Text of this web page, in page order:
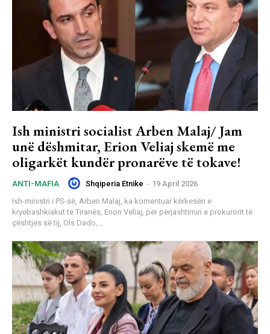
Ish ministri socialist Arben Malaj/ Jam
unë dëshmitar, Erion Veliaj skemë me
oligarkët kundër pronarëve të tokave!
ANTI-MAFIA Shqiperia Etnike - 19 April 2026
Ish-ministri i PS-së, Arben Malaj, ka komentuar kërkesën e
kryebashkiakut të Tiranës, Erion Veliaj, për përjashtimin e prokurorit të
çështjes së tij, Ols Dado,...